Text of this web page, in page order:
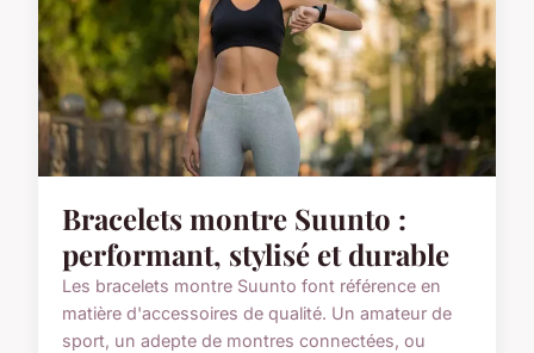
Bracelets montre Suunto :
performant, stylisé et durable
Les bracelets montre Suunto font référence en
matière d'accessoires de qualité. Un amateur de
sport, un adepte de montres connectées, ou